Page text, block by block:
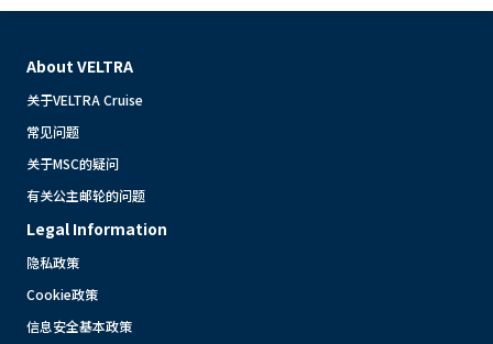
About VELTRA
关于VELTRA Cruise
常见问题
关于MSC的疑问
有关公主邮轮的问题
Legal Information
隐私政策
Cookie政策
信息安全基本政策